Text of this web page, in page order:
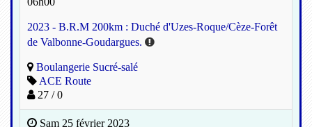
2023 - B.R.M 200km : Duché d'Uzes-Roque/Cèze-Forêt
de Valbonne-Goudargues.
Boulangerie Sucré-salé
ACE Route
27 / 0
Sam 25 février 2023